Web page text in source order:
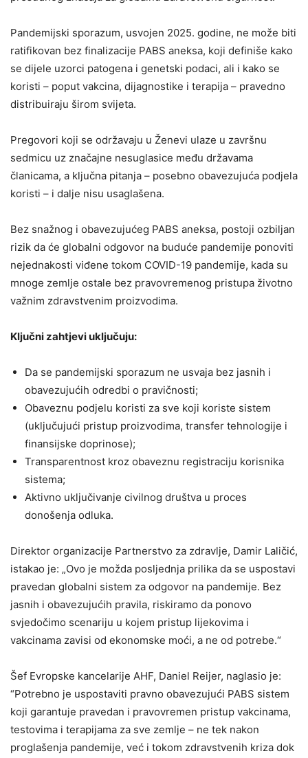
Pandemijski sporazum, usvojen 2025. godine, ne može biti
ratifikovan bez finalizacije PABS aneksa, koji definiše kako
se dijele uzorci patogena i genetski podaci, ali i kako se
koristi – poput vakcina, dijagnostike i terapija – pravedno
distribuiraju širom svijeta.
Pregovori koji se održavaju u Ženevi ulaze u završnu
sedmicu uz značajne nesuglasice među državama
članicama, a ključna pitanja – posebno obavezujuća podjela
koristi – i dalje nisu usaglašena.
Bez snažnog i obavezujućeg PABS aneksa, postoji ozbiljan
rizik da će globalni odgovor na buduće pandemije ponoviti
nejednakosti viđene tokom COVID-19 pandemije, kada su
mnoge zemlje ostale bez pravovremenog pristupa životno
važnim zdravstvenim proizvodima.
Ključni zahtjevi uključuju:
Da se pandemijski sporazum ne usvaja bez jasnih i
obavezujućih odredbi o pravičnosti;
Obaveznu podjelu koristi za sve koji koriste sistem
(uključujući pristup proizvodima, transfer tehnologije i
finansijske doprinose);
Transparentnost kroz obaveznu registraciju korisnika
sistema;
Aktivno uključivanje civilnog društva u proces
donošenja odluka.
Direktor organizacije Partnerstvo za zdravlje, Damir Laličić,
istakao je: „Ovo je možda posljednja prilika da se uspostavi
pravedan globalni sistem za odgovor na pandemije. Bez
jasnih i obavezujućih pravila, riskiramo da ponovo
svjedočimo scenariju u kojem pristup lijekovima i
vakcinama zavisi od ekonomske moći, a ne od potrebe.“
Šef Evropske kancelarije AHF, Daniel Reijer, naglasio je:
“Potrebno je uspostaviti pravno obavezujući PABS sistem
koji garantuje pravedan i pravovremen pristup vakcinama,
testovima i terapijama za sve zemlje – ne tek nakon
proglašenja pandemije, već i tokom zdravstvenih kriza dok